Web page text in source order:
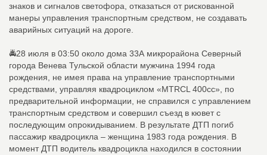
знаков и сигналов светофора, отказаться от рискованной
манеры управления транспортным средством, не создавать
аварийных ситуаций на дороге.
🚔28 июля в 03:50 около дома 33А микрорайона Северный
города Венева Тульской области мужчина 1994 года
рождения, не имея права на управление транспортными
средствами, управляя квадроциклом «MTRCL 400cc», по
предварительной информации, не справился с управлением
транспортным средством и совершил съезд в кювет с
последующим опрокидыванием. В результате ДТП погиб
пассажир квадроцикла – женщина 1983 года рождения. В
момент ДТП водитель квадроцикла находился в состоянии